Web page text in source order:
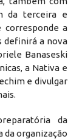
da terceira e
corresponde a
definirá a nova
Banaseski
a Nativa e
e divulgar
da
da organização